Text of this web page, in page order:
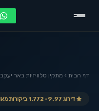
דף הבית › מתקין טלוויזיות באר יעקב
דירוג 9.97 · 1,772 ביקורות מאומתות · מידרג